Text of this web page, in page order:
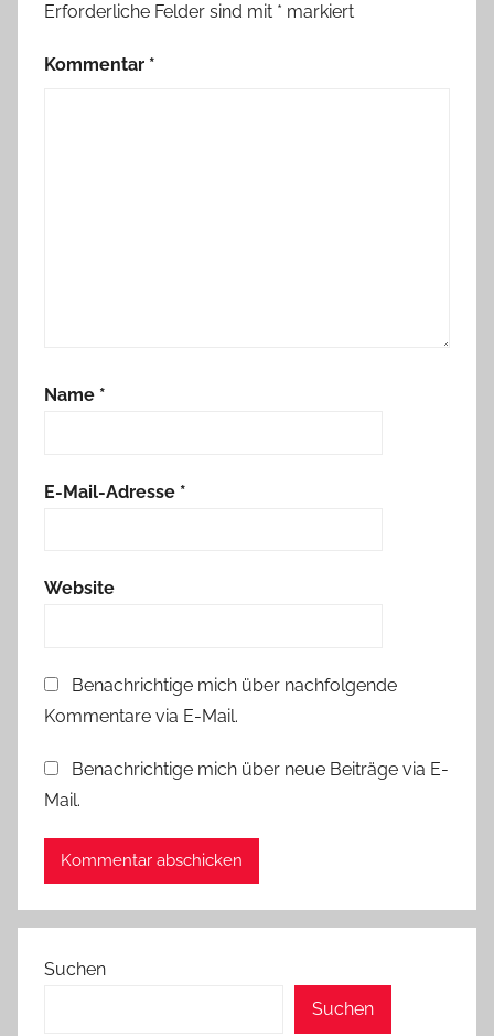
Erforderliche Felder sind mit * markiert
Kommentar *
Name *
E-Mail-Adresse *
Website
Benachrichtige mich über nachfolgende
Kommentare via E-Mail.
Benachrichtige mich über neue Beiträge via E-
Mail.
Suchen
Suchen